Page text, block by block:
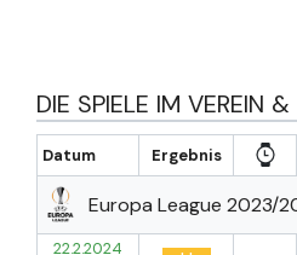
DIE SPIELE IM VEREIN &
Datum Ergebnis
Europa League 2023/
22.2.2024